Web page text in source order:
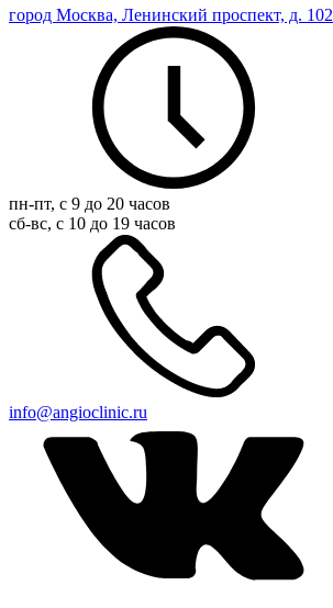
город Москва, Ленинский проспект, д. 102
пн-пт, с 9 до 20 часов
сб-вс, с 10 до 19 часов
info@angioclinic.ru